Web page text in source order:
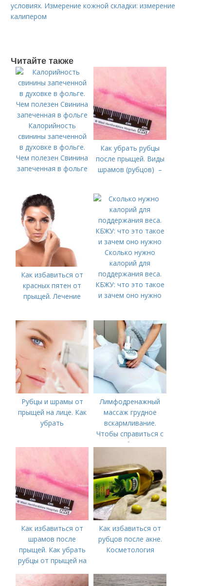
условиях. Измерение кожной складки: измерение
калипером
Читайте также
Калорийность
свинины запеченной
в духовке в фольге.
Чем полезен Свинина
запеченная в фольге
Как убрать рубцы
после прыщей. Виды
шрамов (рубцов) –
Как избавиться от
красных пятен от
прыщей. Лечение
Сколько нужно
калорий для
поддержания веса.
КБЖУ: что это такое
и зачем оно нужно
Рубцы и шрамы от
прыщей на лице. Как
убрать
Лимфодренажный
массаж грудное
вскармливание.
Чтобы справиться с
нагрубанием,
предпринять
следующие действия:
Как избавиться от
шрамов после
прыщей. Как убрать
рубцы от прыщей на
Как избавиться от
рубцов после акне.
Косметология